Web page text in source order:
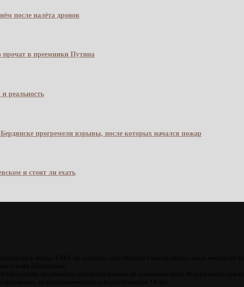
после налёта дронов
прочат в преемники Путина
реальность
прогремели взрывы, после которых начался пожар
и стоит ли ехать